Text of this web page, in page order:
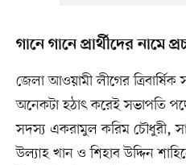
গানে গানে প্রার্থীদের নামে
জেলা আওয়ামী লীগের
অনেকটা হঠাৎ করেই সভাপতি পদে
সদস্য একরামুল করিম চৌধুরী,
উল্যাহ খান ও শিহাব উদ্দিন